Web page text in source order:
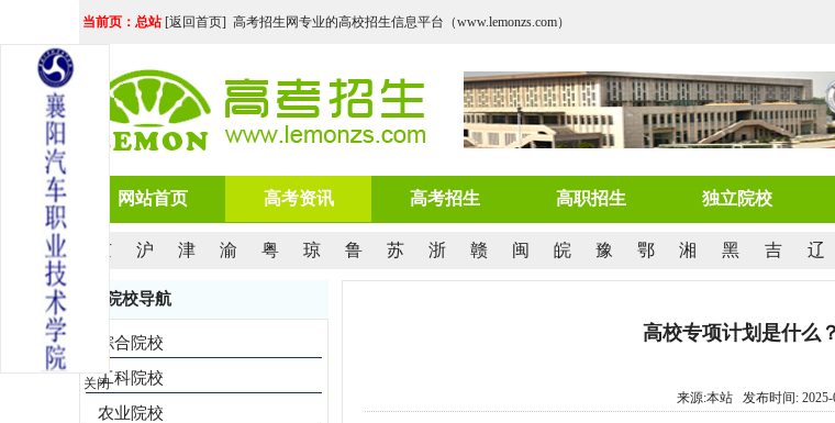
当前页：总站[返回首页] 高考招生网专业的高校招生信息平台（www.lemonzs.com）
网站首页 高考资讯 高考招生 高职招生 独立院校
京 沪 津 渝 粤 琼 鲁 苏 浙 赣 闽 皖 豫 鄂 湘 黑 吉 辽
院校导航
综合院校
工科院校
农业院校
高校专项计划是什么
来源:本站 发布时间: 2025-
关闭